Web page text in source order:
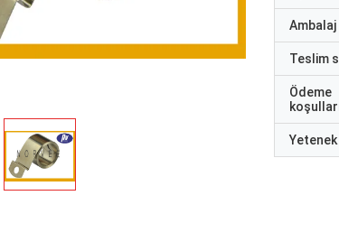
Teslim
Ödeme